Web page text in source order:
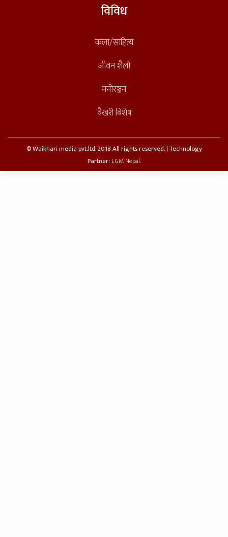
विविध
कला/साहित्य
जीवन शैली
मनोरञ्जन
वैखरी बिशेष
© Waikhari media pvt.ltd. 2018 All rights reserved. | Technology
Partner: LGM Nepal.